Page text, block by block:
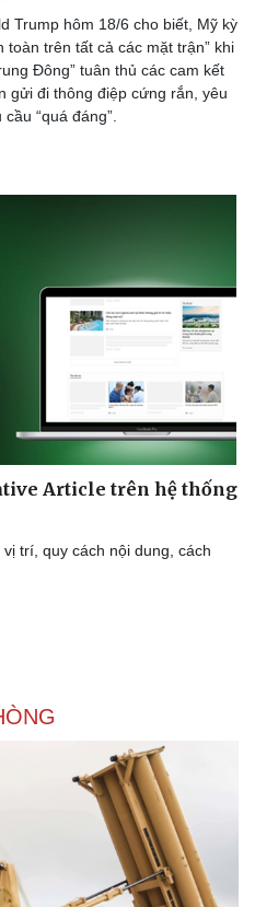
Trump hôm 18/6 cho biết, Mỹ kỳ
toàn trên tất cả các mặt trận” khi
Đông” tuân thủ các cam kết
gửi đi thông điệp cứng rắn, yêu
“quá đáng”.
Article trên hệ thống
trí, quy cách nội dung, cách